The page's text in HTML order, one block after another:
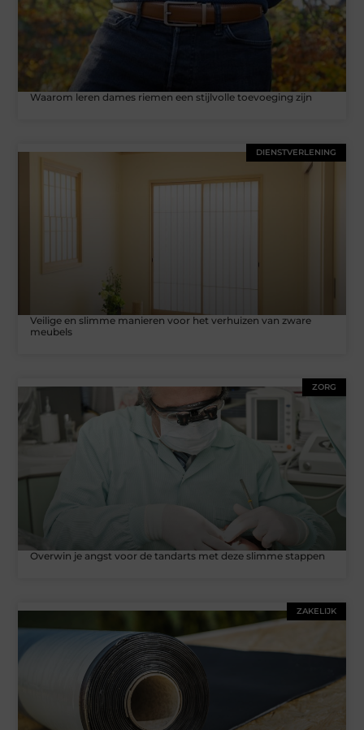
Waarom leren dames riemen een stijlvolle toevoeging zijn
DIENSTVERLENING
Veilige en slimme manieren voor het verhuizen van zware
meubels
ZORG
Overwin je angst voor de tandarts met deze slimme stappen
ZAKELIJK